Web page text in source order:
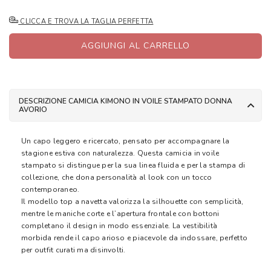
CLICCA E TROVA LA TAGLIA PERFETTA
AGGIUNGI AL CARRELLO
DESCRIZIONE CAMICIA KIMONO IN VOILE STAMPATO DONNA
AVORIO
Un capo leggero e ricercato, pensato per accompagnare la
stagione estiva con naturalezza. Questa camicia in voile
stampato si distingue per la sua linea fluida e per la stampa di
collezione, che dona personalità al look con un tocco
contemporaneo.
Il modello top a navetta valorizza la silhouette con semplicità,
mentre le maniche corte e l’apertura frontale con bottoni
completano il design in modo essenziale. La vestibilità
morbida rende il capo arioso e piacevole da indossare, perfetto
per outfit curati ma disinvolti.